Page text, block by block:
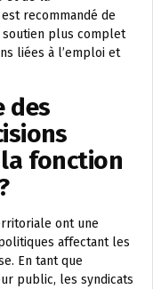
recommandé de
soutien plus complet
liées à l’emploi et
des
fonction
ont une
affectant les
En tant que
public, les syndicats